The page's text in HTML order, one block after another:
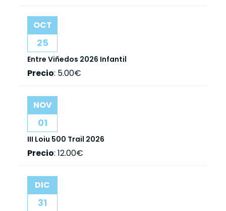
OCT
25
Entre Viñedos 2026 Infantil
Precio: 5.00€
NOV
01
III Loiu 500 Trail 2026
Precio: 12.00€
DIC
31